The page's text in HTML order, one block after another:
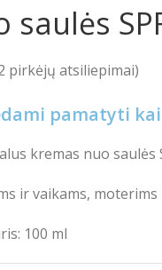
saulės
pirkėjų atsiliepimai)
pamatyti
kremas nuo saulės
ir vaikams, moterims
100 ml